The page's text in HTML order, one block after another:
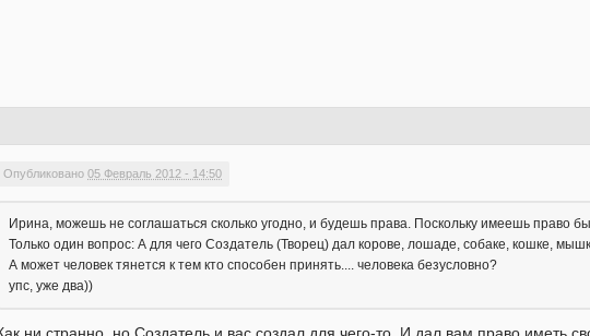
Опубликовано05 Февраль 2012 - 14:50
Ирина, можешь не соглашаться сколько угодно, и будешь права. Поскольку имеешь право
Только один вопрос: А для чего Создатель (Творец) дал корове, лошаде, собаке, кошке,
А может человек тянется к тем кто способен принять.... человека безусловно?
упс, уже два))
ни странно, но Создатель и вас создал для чего-то. И дал вам право иметь